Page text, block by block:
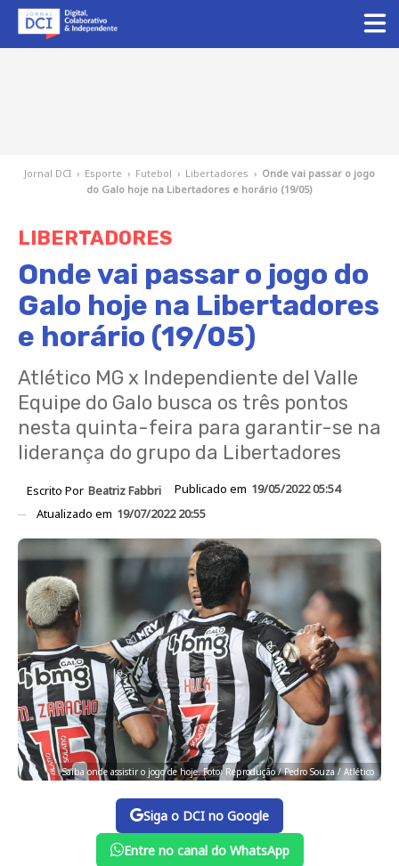
Jornal DCI › Esporte › Futebol › Libertadores › Onde vai passar o jogo
do Galo hoje na Libertadores e horário (19/05)
LIBERTADORES
Onde vai passar o jogo do
Galo hoje na Libertadores
e horário (19/05)
Atlético MG x Independiente del Valle
Equipe do Galo busca os três pontos
nesta quinta-feira para garantir-se na
liderança do grupo da Libertadores
Escrito Por Beatriz Fabbri Publicado em 19/05/2022 05:54
Atualizado em 19/07/2022 20:55
Saiba onde assistir o jogo de hoje. Foto: Reprodução / Pedro Souza / Atlético
Siga o DCI no Google
Entre no canal do WhatsApp